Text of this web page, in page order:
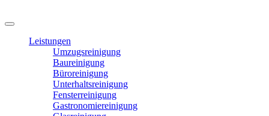
Leistungen
Umzugsreinigung
Baureinigung
Büroreinigung
Unterhaltsreinigung
Fensterreinigung
Gastronomiereinigung